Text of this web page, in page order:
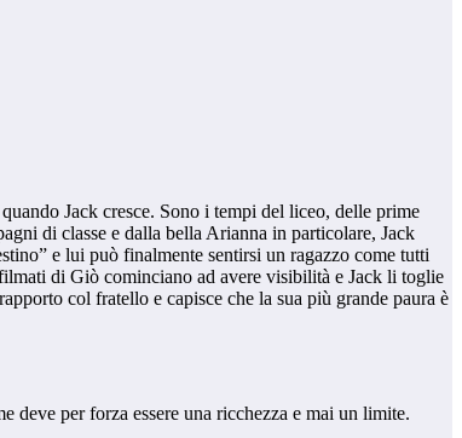
Jack cresce. Sono i tempi del liceo, delle prime
di classe e dalla bella Arianna in particolare, Jack
e lui può finalmente sentirsi un ragazzo come tutti
di Giò cominciano ad avere visibilità e Jack li toglie
col fratello e capisce che la sua più grande paura è
deve per forza essere una ricchezza e mai un limite.